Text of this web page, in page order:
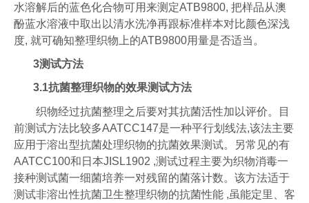
水溶解后的蓝色化合物可用来测定ATB9800, 把样品从澳
酚蓝水溶液中取出以清水洗净再跟标准样本对比颜色深浅
度, 就可确知整理织物上的ATB9800用量是否适当。
3测试方法
3.1抗菌整理织物的效果测试方法
织物经过抗菌整理之后要对其抗菌活性加以评价。目
前测试方法比较多AATCC147是一种平行划线法,该法主要
应用于溶出型抗菌处理织物的抗菌效果测试。另常见的有
AATCC100和日本JISL1902 ,测试过程主要为织物消毒一
接种测试菌一细菌培养一对残留的菌落计数。该方法适于
测试非溶出性抗菌卫生整理织物的抗菌性能 ,虽能定里、客